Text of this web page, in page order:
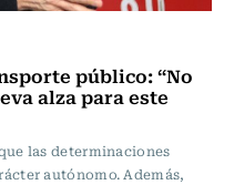
público: “No
alza para este
las determinaciones
autónomo. Además,